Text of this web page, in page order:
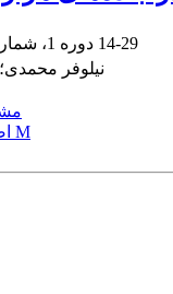
14-29
نیلوفر
2 M